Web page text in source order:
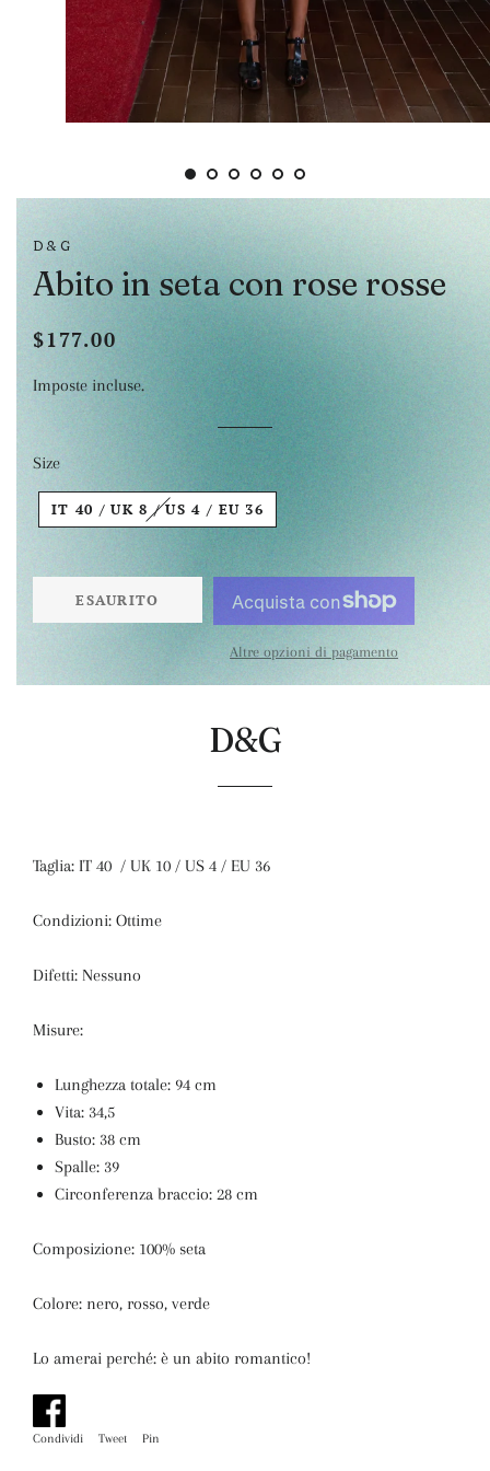
D&G
Abito in seta con rose rosse
Prezzo
listino
Prezzo
$177.00
Imposte incluse.
Size
IT 40 / UK 8 / US 4 / EU 36
ESAURITO
Altre opzioni di pagamento
D&G
Taglia: IT 40 / UK 10 / US 4 / EU 36
Condizioni: Ottime
Difetti: Nessuno
Misure:
Lunghezza totale: 94 cm
Vita: 34,5
Busto: 38 cm
Spalle: 39
Circonferenza braccio: 28 cm
Composizione: 100% seta
Colore: nero, rosso, verde
Lo amerai perché: è un abito romantico!
Condividi
Condividi
Tweet
Twitta
Pin